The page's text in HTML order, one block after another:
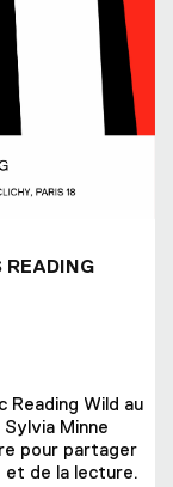
READING
Wild au
Sylvia Minne
pour partager
et de la lecture.